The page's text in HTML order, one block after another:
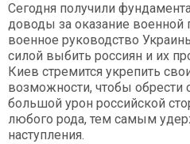
Сегодня получили
доводы за оказание
военное руководство
силой выбить россиян и их
Киев стремится укрепить
возможности, чтобы обрести
большой урон российской
любого рода, тем самым
наступления.